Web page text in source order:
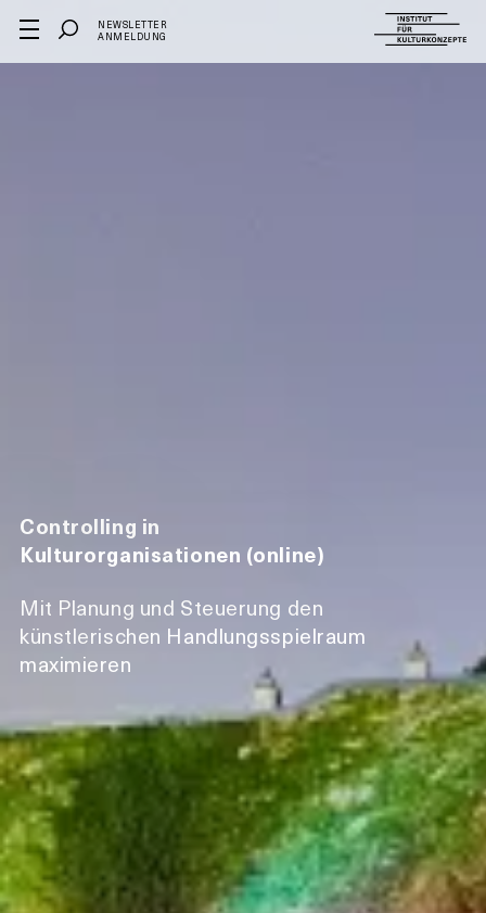
NEWSLETTER
ANMELDUNG
Controlling in
Kulturorganisationen (online)
Mit Planung und Steuerung den
künstlerischen Handlungsspielraum
maximieren